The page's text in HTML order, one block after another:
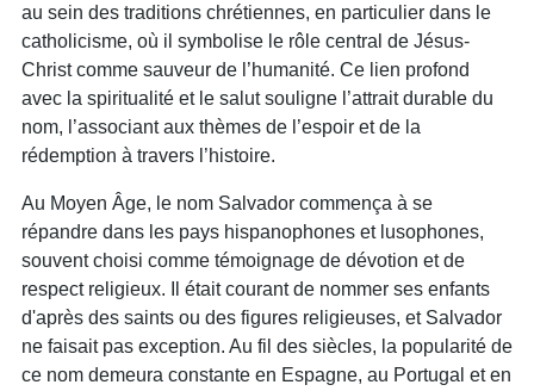
au sein des traditions chrétiennes, en particulier dans le
catholicisme, où il symbolise le rôle central de Jésus-
Christ comme sauveur de l’humanité. Ce lien profond
avec la spiritualité et le salut souligne l’attrait durable du
nom, l’associant aux thèmes de l’espoir et de la
rédemption à travers l’histoire.
Au Moyen Âge, le nom Salvador commença à se
répandre dans les pays hispanophones et lusophones,
souvent choisi comme témoignage de dévotion et de
respect religieux. Il était courant de nommer ses enfants
d'après des saints ou des figures religieuses, et Salvador
ne faisait pas exception. Au fil des siècles, la popularité de
ce nom demeura constante en Espagne, au Portugal et en